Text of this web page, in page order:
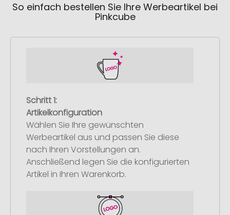
So einfach bestellen Sie Ihre Werbeartikel bei
Pinkcube
Schritt 1:
Artikelkonfiguration
Wählen Sie Ihre gewünschten
Werbeartikel aus und passen Sie diese
nach Ihren Vorstellungen an.
Anschließend legen Sie die konfigurierten
Artikel in Ihren Warenkorb.